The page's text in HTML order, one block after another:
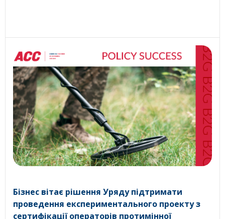
Бізнес вітає рішення Уряду підтримати
проведення експериментального проекту з
сертифікації операторів протимінної